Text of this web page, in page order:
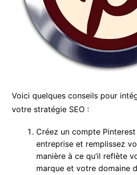
Voici quelques conseils pour
votre stratégie SEO :
Créez un compte
entreprise et remplissez
manière à ce qu’il reflète
marque et votre domaine